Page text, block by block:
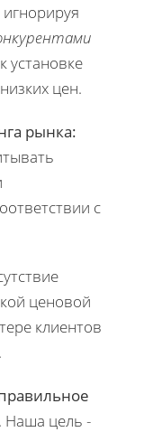
установке
цен.
рынка:
с
ценовой
клиентов
. Наша цель -